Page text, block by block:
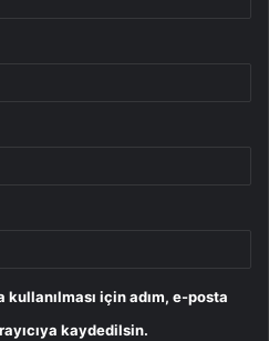
için adım, e-posta
kaydedilsin.